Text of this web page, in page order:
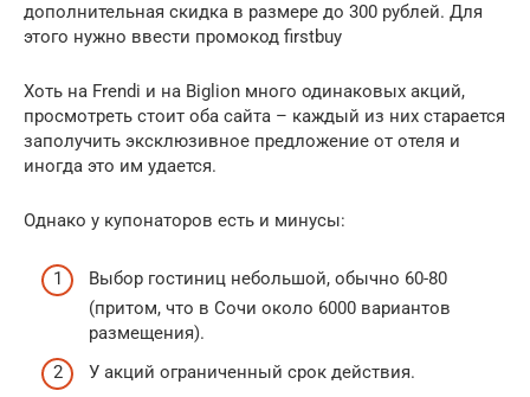
дополнительная скидка в размере до 300 рублей. Для
этого нужно ввести промокод firstbuy
Хоть на Frendi и на Biglion много одинаковых акций,
просмотреть стоит оба сайта – каждый из них старается
заполучить эксклюзивное предложение от отеля и
иногда это им удается.
Однако у купонаторов есть и минусы:
Выбор гостиниц небольшой, обычно 60-80
(притом, что в Сочи около 6000 вариантов
размещения).
У акций ограниченный срок действия.